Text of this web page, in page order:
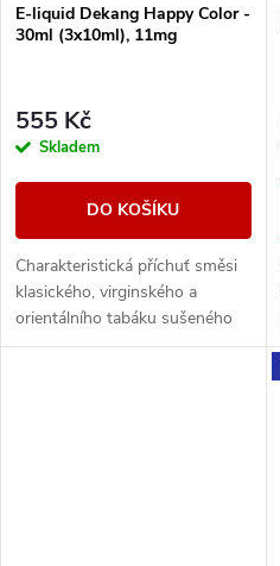
E-liquid Dekang Happy Color -
30ml (3x10ml), 11mg
555 Kč
Skladem
DO KOŠÍKU
Charakteristická příchuť směsi
klasického, virginského a
orientálního tabáku sušeného
žárem slunce.